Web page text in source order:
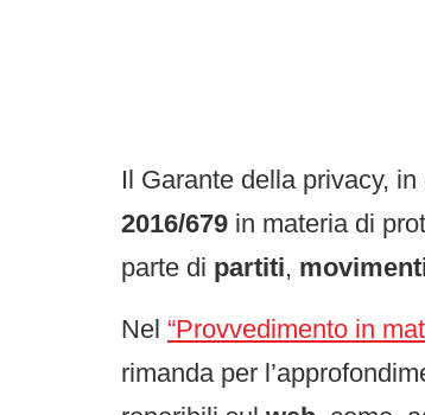
Il Garante della privacy,
2016/679 in materia di
parte di partiti,
Nel “Provvedimento in
rimanda per